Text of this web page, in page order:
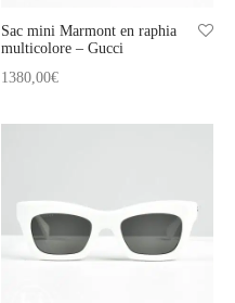
Sac mini Marmont en raphia
multicolore – Gucci
1380,00€